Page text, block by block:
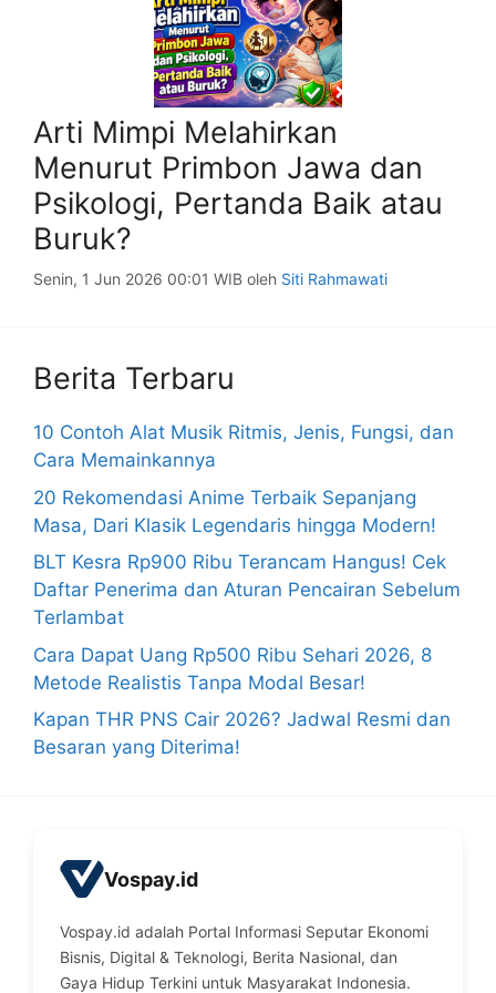
Arti Mimpi Melahirkan
Menurut Primbon Jawa dan
Psikologi, Pertanda Baik atau
Buruk?
Senin, 1 Jun 2026 00:01 WIB oleh Siti Rahmawati
Berita Terbaru
10 Contoh Alat Musik Ritmis, Jenis, Fungsi, dan
Cara Memainkannya
20 Rekomendasi Anime Terbaik Sepanjang
Masa, Dari Klasik Legendaris hingga Modern!
BLT Kesra Rp900 Ribu Terancam Hangus! Cek
Daftar Penerima dan Aturan Pencairan Sebelum
Terlambat
Cara Dapat Uang Rp500 Ribu Sehari 2026, 8
Metode Realistis Tanpa Modal Besar!
Kapan THR PNS Cair 2026? Jadwal Resmi dan
Besaran yang Diterima!
Vospay.id
Vospay.id adalah Portal Informasi Seputar Ekonomi
Bisnis, Digital & Teknologi, Berita Nasional, dan
Gaya Hidup Terkini untuk Masyarakat Indonesia.